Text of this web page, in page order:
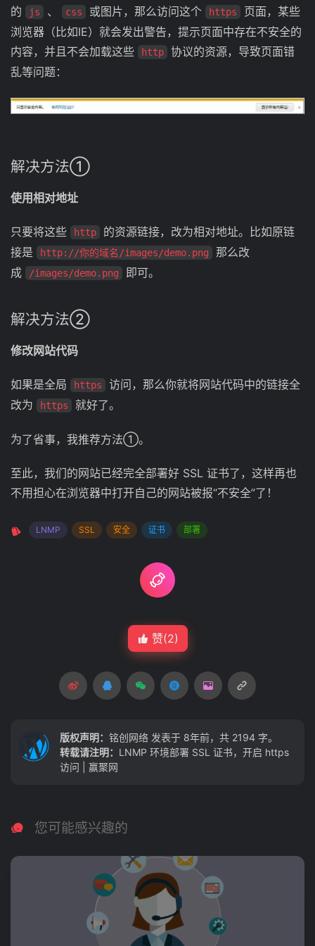
的 js 、 css 或图片，那么访问这个 https
页面，某些
浏览器（比如IE）就会发出警告，提示页面中存在不安全的
内容，并且不会加载这些
http
协议的资源，导致页面错
乱等问题：
解决方法①
使用相对地址
只要将这些 http
的资源链接，改为相对地址。比如原链
接是
http://你的域名/images/demo.png
那么改
成
/images/demo.png 即可。
解决方法②
修改网站代码
如果是全局 https
访问，那么你就将网站代码中的链接全
改为
https 就好了。
为了省事，我推荐方法①。
至此，我们的网站已经完全部署好 SSL 证书了，这样再也
不用担心在浏览器中打开自己的网站被报“不安全”了！
LNMP SSL 安全 证书 部署
赞(2)
版权声明： 铭创网络 发表于 8年前，共 2194 字。
转载请注明： LNMP 环境部署 SSL 证书，开启 https
访问 | 赢聚网
您可能感兴趣的